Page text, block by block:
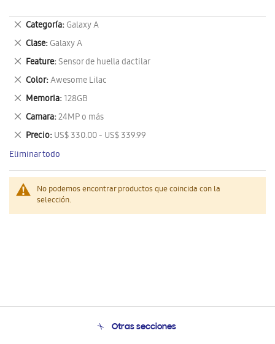
No podemos encontrar productos que coincida con la
selección.
Categoría Galaxy A
Eliminar
este
artículo
Clase Galaxy A
Eliminar
este
artículo
Feature Sensor de huella dactilar
Eliminar
este
artículo
Color Awesome Lilac
Eliminar
este
artículo
Memoria 128GB
Eliminar
este
artículo
Camara 24MP o más
Eliminar
este
artículo
Precio US$ 330.00 - US$ 339.99
Eliminar
este
artículo
Eliminar todo
Otras secciones